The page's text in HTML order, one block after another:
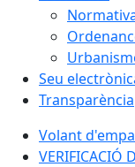
Seu
Transparència
Volant
VERIFICACIÓ